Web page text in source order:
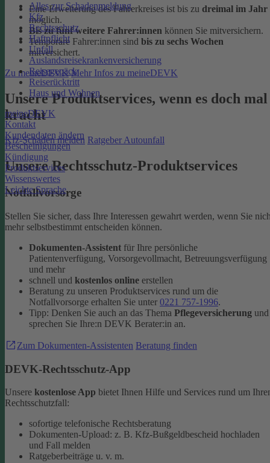
Alles zur Schadenmeldung
Kfz
Rechtsschutz
Haftpflicht
Unfall
Auslandsreisekrankenversicherung
Reisegepäck
Reiserücktritt
Haus und Wohnen
meineDEVK
Kontakt
Kundendaten ändern
Bescheinigungen
Kündigung
Produktservices
Wissenswertes
Leichte Sprache
Eine Erweiterung des Fahrerkreises ist bis zu dreimal im Jahr
möglich.
Bis zu fünf weitere Fahrer:innen können Sie mitversichern.
Temporäre Fahrer:innen sind bis zu sechs Wochen
mitversichert.
Zu meineDEVK Mehr Infos zu meineDEVK
Unsere Produktservices, wenn es doch mal
kracht
Kfz-Schaden melden Ratgeber Autounfall
Unsere Rechtsschutz-Produktservices
Notfallvorsorge
Stellen Sie sicher, dass Ihre Interessen gewahrt werden, wenn Sie
mehr selbstbestimmt entscheiden können.
Dokumenten-Assistent für Ihre persönliche
Patientenverfügung, Vorsorgevollmacht, Betreuungsverfügung
und mehr
schnell und kostenlos online erstellen
Beratung zu unseren Produktservices rund um die
Notfallvorsorge erhalten Sie unter 0221 757-1996.
Tipp: Denken Sie auch an das Thema Pflegeversicherung und
sprechen Sie Ihre:n DEVK Berater:in an.
Zum Dokumenten-Assistenten Beratung finden
DEVK-Rechtsschutz-App
Unsere kostenlose App bietet Ihnen Hilfe und Services rund um
Rechtsschutzfall:
sofortige telefonische Rechtsberatung
Dokumenten-Upload: z. B. Kfz-Bußgeldbescheid hochladen
und Fall melden
Ratgeberbeiträge u. v. m.